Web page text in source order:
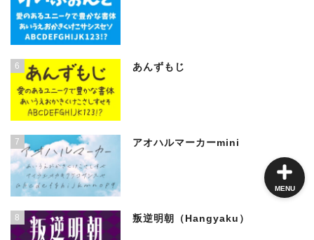
6 あんずもじ
7 アオハルマーカーmini
8 叛逆明朝（Hangyaku）
MENU